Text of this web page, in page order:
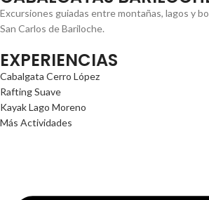
Excursiones guiadas entre montañas, lagos y
San Carlos de Bariloche.
EXPERIENCIAS
Cabalgata Cerro López
Rafting Suave
Kayak Lago Moreno
Más Actividades